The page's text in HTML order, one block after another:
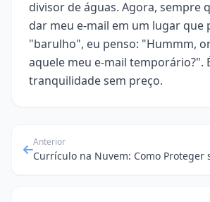
divisor de águas. Agora, sempre
dar meu e-mail em um lugar que
"barulho", eu penso: "Hummm,
aquele meu e-mail temporário?".
tranquilidade sem preço.
Anterior